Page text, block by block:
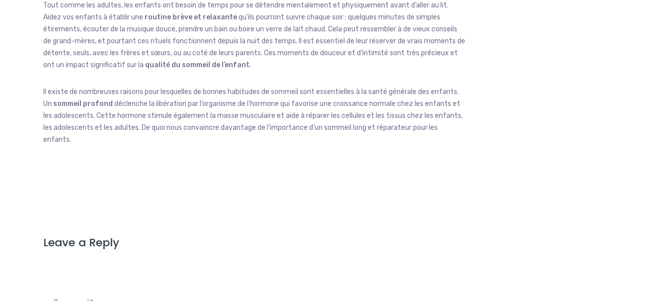
Tout comme les adultes, les enfants ont besoin de temps pour se détendre mentalement et physiquement avant d’aller au lit.
Aidez vos enfants à établir une routine brève et relaxantequ’ils pourront suivre chaque soir : quelques minutes de simples
étirements, écouter de la musique douce, prendre un bain ou boire un verre de lait chaud. Cela peut ressembler à de vieux conseils
de grand-mères, et pourtant ces rituels fonctionnent depuis la nuit des temps. Il est essentiel de leur réserver de vrais moments de
détente, seuls, avec les frères et sœurs, ou au coté de leurs parents. Ces moments de douceur et d’intimité sont très précieux et
ont un impact significatif sur la qualité du sommeil de l’enfant.
Il existe de nombreuses raisons pour lesquelles de bonnes habitudes de sommeil sont essentielles à la santé générale des enfants.
Un sommeil profond déclenche la libération par l’organisme de l’hormone qui favorise une croissance normale chez les enfants et
les adolescents. Cette hormone stimule également la masse musculaire et aide à réparer les cellules et les tissus chez les enfants,
les adolescents et les adultes. De quoi nous convaincre davantage de l’importance d’un sommeil long et réparateur pour les
enfants.
Leave a Reply